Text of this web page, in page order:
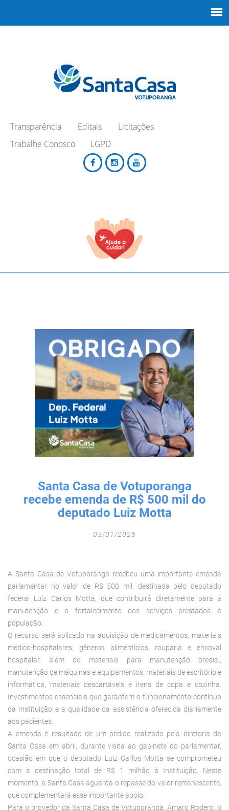
Transparência Editais
Licitações
Trabalhe Conosco
LGPD
TODOS OS CAMPOS SÃO OBRIGATÓRIOS.
Santa Casa de Votuporanga
recebe emenda de R$ 500 mil do
deputado Luiz Motta
05/01/2026
A Santa Casa de Votuporanga recebeu uma importante emenda
parlamentar no valor de R$ 500 mil, destinada pelo deputado
federal Luiz Carlos Motta, que contribuirá diretamente para a
manutenção e o fortalecimento dos serviços prestados à
população.
O recurso será aplicado na aquisição de medicamentos, materiais
médico-hospitalares, gêneros alimentícios, rouparia e enxoval
hospitalar, além de materiais para manutenção predial,
manutenção de máquinas e equipamentos, materiais de escritório e
informática, materiais descartáveis e itens de copa e cozinha.
Investimentos essenciais que garantem o funcionamento contínuo
da Instituição e a qualidade da assistência oferecida diariamente
aos pacientes.
A emenda é resultado de um pedido realizado pela diretoria da
Santa Casa em abril, durante visita ao gabinete do parlamentar,
ocasião em que o deputado Luiz Carlos Motta se comprometeu
com a destinação total de R$ 1 milhão à Instituição. Neste
momento, a Santa Casa aguarda o repasse do valor remanescente,
que complementará esse importante apoio.
Para o provedor da Santa Casa de Votuporanga, Amaro Rodero, o